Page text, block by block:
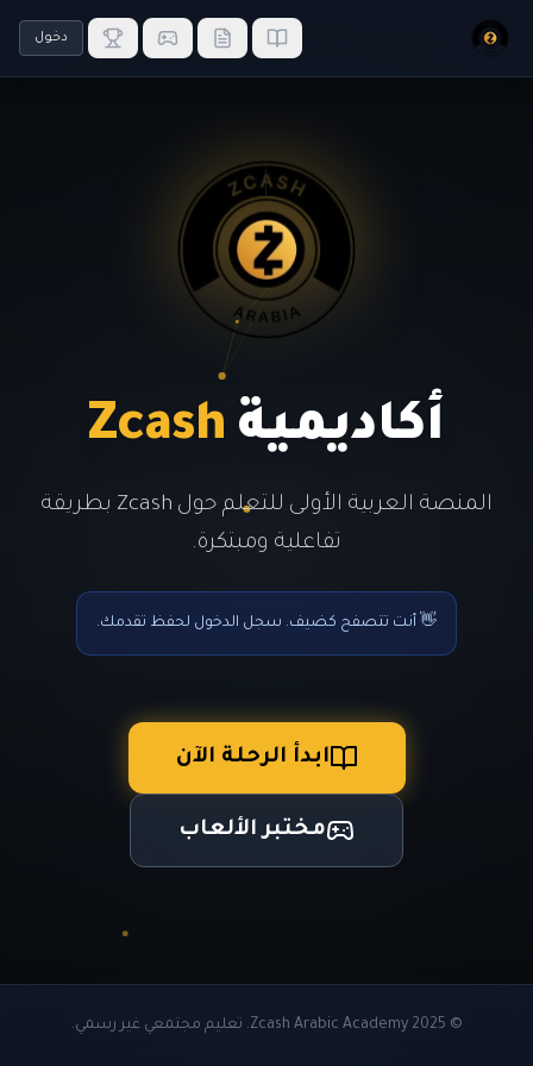
دخول
أكاديمية Zcash
المنصة العربية الأولى للتعلم حول Zcash بطريقة
تفاعلية ومبتكرة.
👋 أنت تتصفح كضيف. سجل الدخول لحفظ تقدمك.
ابدأ الرحلة الآن
مختبر الألعاب
© 2025 Zcash Arabic Academy. تعليم مجتمعي غير رسمي.